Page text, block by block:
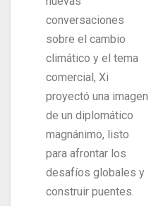
conversaciones
sobre el cambio
climático y el tema
comercial, Xi
proyectó una imagen
de un diplomático
magnánimo, listo
para afrontar los
desafíos globales y
construir puentes.